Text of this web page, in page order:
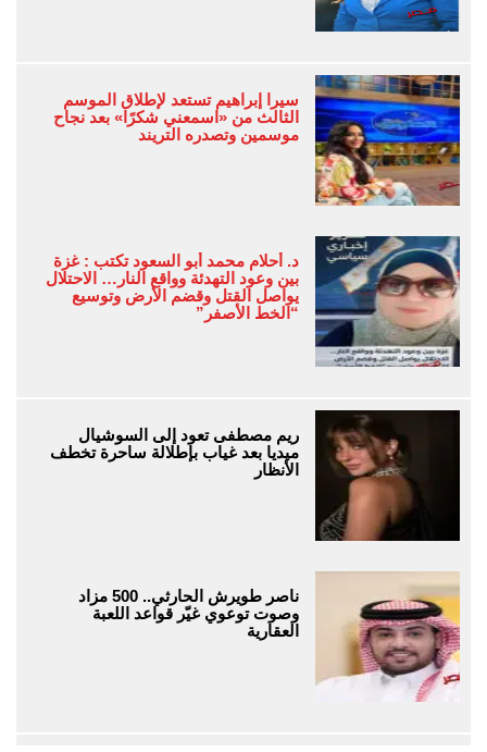
سيرا إبراهيم تستعد لإطلاق الموسم
الثالث من «اسمعني شكرًا» بعد نجاح
موسمين وتصدره التريند
د. أحلام محمد أبو السعود تكتب : غزة
بين وعود التهدئة وواقع النار… الاحتلال
يواصل القتل وقضم الأرض وتوسيع
“الخط الأصفر”
ريم مصطفى تعود إلى السوشيال
ميديا بعد غياب بإطلالة ساحرة تخطف
الأنظار
ناصر طويرش الحارثي.. 500 مزاد
وصوت توعوي غيّر قواعد اللعبة
العقارية